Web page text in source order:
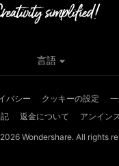
バシー クッキーの設定
返金について
アンイン
Wondershare. All rights
言語